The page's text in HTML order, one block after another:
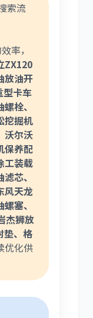
索流
率，
ZX120
放油开
型卡车
栓、
挖掘机
沃尔沃
保养配
工装载
芯、
风天龙
塞、
杰狮放
垫、格
优化供